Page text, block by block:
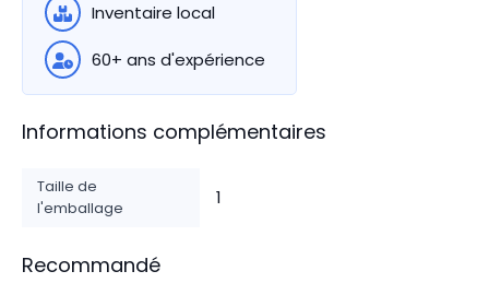
Inventaire local
60+ ans d'expérience
Informations complémentaires
Taille de
l'emballage
1
Recommandé